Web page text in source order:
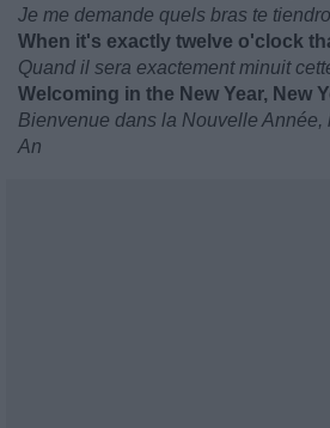
Je me demande quels bras te
When it's exactly twelve o'clock
Quand il sera exactement minuit
Welcoming in the New Year, New
Bienvenue dans la Nouvelle
An